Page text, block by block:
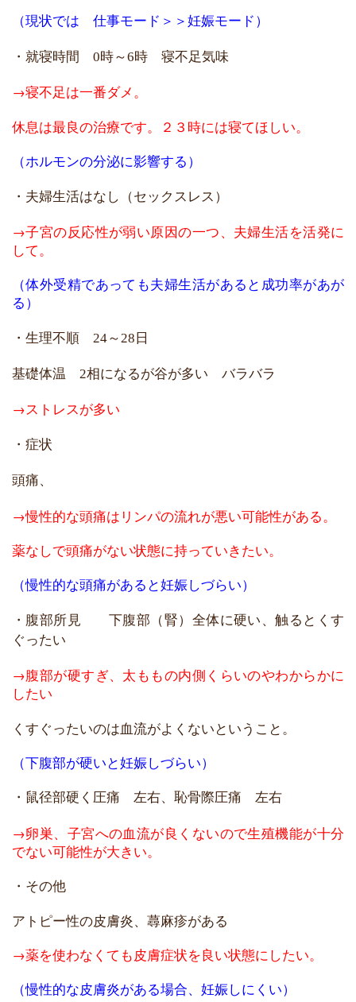
（現状では 仕事モード＞＞妊娠モード）
・ 就寝時間 0時～6時 寝不足気味
→寝不足は一番ダメ。
休息は最良の治療です。２３時には寝てほしい。
（ホルモンの分泌に影響する）
・夫婦生活はなし（セックスレス）
→子宮の反応性が弱い原因の一つ、夫婦生活を活発に
して。
（体外受精であっても夫婦生活があると成功率があが
る）
・生理不順 24～ 28日
基礎体温 2相になるが谷が多い バラバラ
→ストレスが多い
・症状
頭痛、
→慢性的な頭痛はリンパの流れが悪い可能性がある。
薬なしで頭痛がない状態に持っていきたい。
（慢性的な頭痛があると妊娠しづらい）
・腹部所見下腹部（腎）全体に硬い、触るとくす
ぐったい
→腹部が硬すぎ、太ももの内側くらいのやわからかに
したい
くすぐったいのは血流がよくないということ。
（下腹部が硬いと妊娠しづらい）
・鼠径部硬く圧痛 左右、 恥骨際圧痛 左右
→卵巣、子宮への血流が良くないので生殖機能が十分
でない可能性が大きい。
・その他
アトピー性の皮膚炎、蕁麻疹がある
→薬を使わなくても皮膚症状を良い状態にしたい。
（慢性的な皮膚炎がある場合、妊娠しにくい）